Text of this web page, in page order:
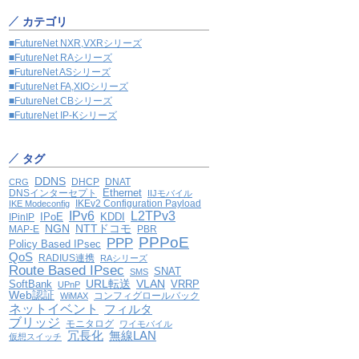
カテゴリ
■FutureNet NXR,VXRシリーズ
■FutureNet RAシリーズ
■FutureNet ASシリーズ
■FutureNet FA,XIOシリーズ
■FutureNet CBシリーズ
■FutureNet IP-Kシリーズ
タグ
CRG DDNS DHCP DNAT
DNSインターセプト Ethernet
IIJモバイル
IKE Modeconfig
IKEv2 Configuration Payload
IPinIP
IPoE IPv6 KDDI L2TPv3
MAP-E NGN NTTドコモ PBR
Policy Based IPsec PPP PPPoE
QoS RADIUS連携 RAシリーズ
Route Based IPsec SMS SNAT
SoftBank UPnP URL転送 VLAN VRRP
Web認証
WiMAX コンフィグロールバック
ネットイベント
フィルタ
ブリッジ
モニタログ
ワイモバイル
仮想スイッチ
冗長化 無線LAN